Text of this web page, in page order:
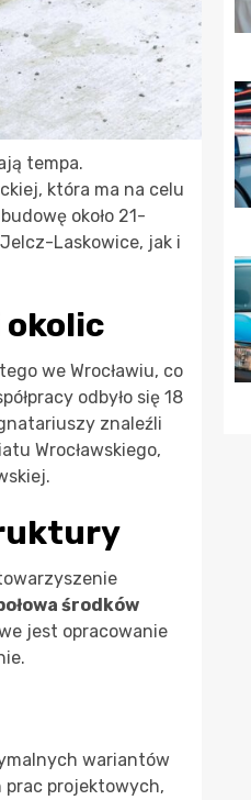
tempa.
która ma na celu
około 21-
Laskowice, jak i
okolic
we Wrocławiu, co
odbyło się 18
znaleźli
Wrocławskiego,
środków
jest opracowanie
wariantów
prac projektowych,